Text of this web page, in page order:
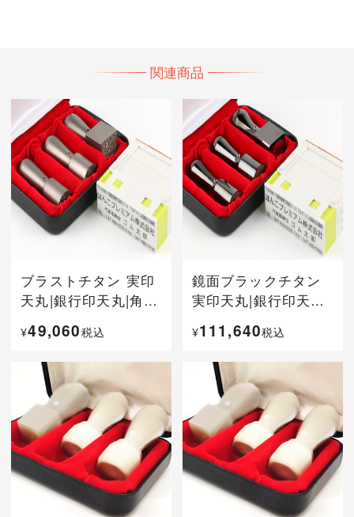
関連商品
ブラストチタン 実印
天丸|銀行印天丸|角
ット
¥49,060税込
鏡面ブラックチタン
実印天丸|銀行印天丸|
¥111,640税込